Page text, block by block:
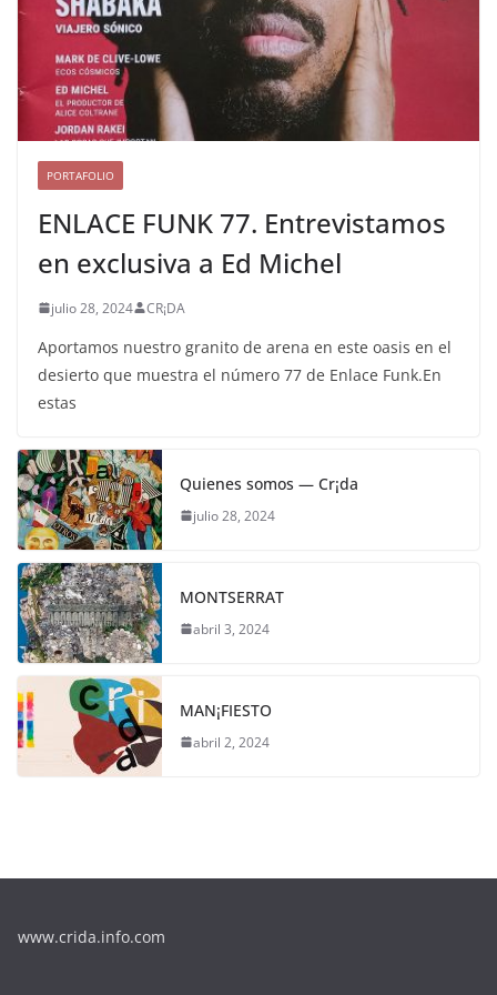
PORTAFOLIO
ENLACE FUNK 77. Entrevistamos
en exclusiva a Ed Michel
julio 28, 2024 CR¡DA
Aportamos nuestro granito de arena en este oasis en el
desierto que muestra el número 77 de Enlace Funk.En
estas
Quienes somos — Cr¡da
julio 28, 2024
MONTSERRAT
abril 3, 2024
MAN¡FIESTO
abril 2, 2024
www.crida.info.com